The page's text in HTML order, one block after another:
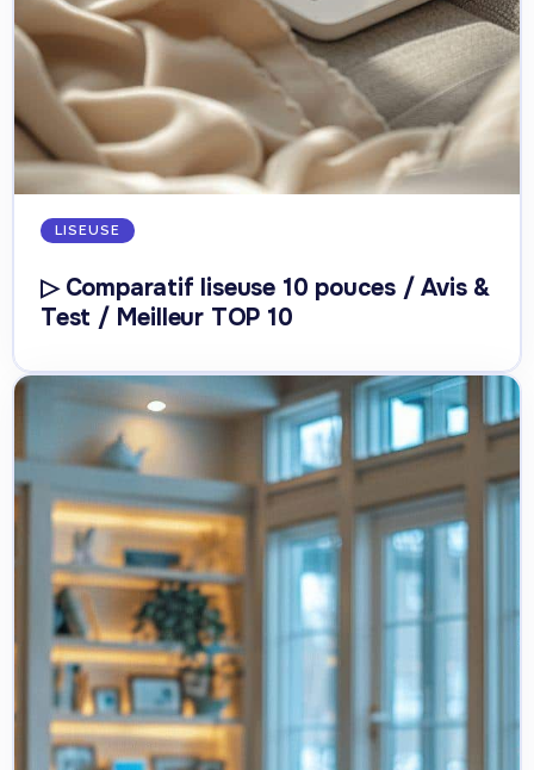
LISEUSE
▷ Comparatif liseuse 10 pouces / Avis &
Test / Meilleur TOP 10